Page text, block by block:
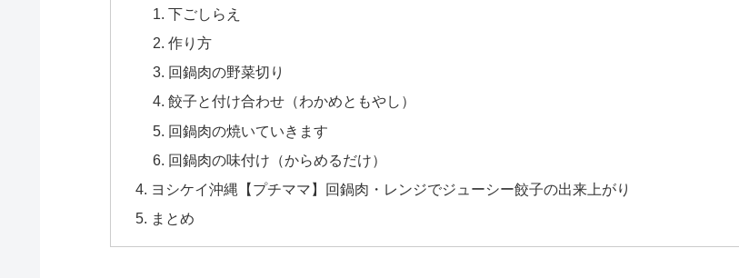
下ごしらえ
作り方
回鍋肉の野菜切り
餃子と付け合わせ（わかめともやし）
回鍋肉の焼いていきます
回鍋肉の味付け（からめるだけ）
ヨシケイ沖縄【プチママ】回鍋肉・レンジでジューシー餃子の出来上がり
まとめ